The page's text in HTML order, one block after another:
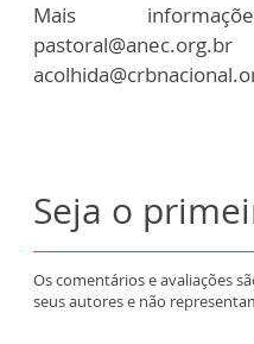
Mais
Seja o
Os comentários e avaliações
seus autores e não